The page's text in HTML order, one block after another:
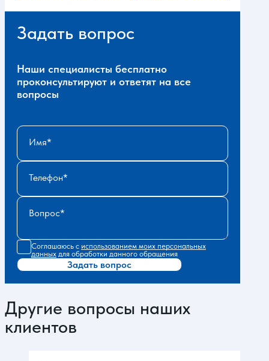
Задать вопрос
Наши специалисты бесплатно
проконсультируют и ответят на все
вопросы
Имя
Телефон
Вопрос
Соглашаюсь с использованием моих персональных
данных для обработки данного обращения
Задать вопрос
Другие вопросы наших
клиентов